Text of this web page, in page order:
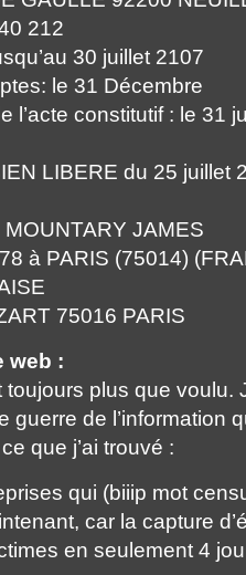
212
30 juillet 2107
le 31 Décembre
l’acte constitutif : le 31
LIBERE du 25 juillet
JAMES
à PARIS (75014)
75016 PARIS
web :
plus que voulu.
guerre de l’information
que j’ai trouvé :
qui (biiip mot
car la capture
en seulement 4